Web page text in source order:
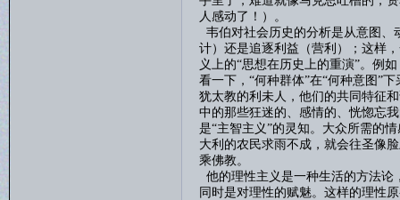
人感动了！）。
韦伯对社会历史的分析是从意图、
计）还是追逐利益（营利）；这样
义上的“思想在历史上的重演”。例
看一下，“何种群体”在“何种意图”
犹太教的利未人，他们的共同特征
中的那些狂迷的、感情的、恍惚忘
是“主智主义”的灵知。大众所需的
大利的农民求雨不成，就会往圣像
乘佛教。
他的理性主义是一种生活的方法论
同时是对理性的赋魅。这样的理性